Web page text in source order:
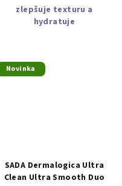
zlepšuje texturu a
hydratuje
Novinka
SADA Dermalogica Ultra
Clean Ultra Smooth Duo